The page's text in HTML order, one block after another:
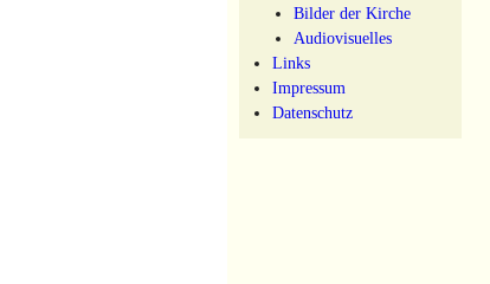
Bilder der Kirche
Audiovisuelles
Links
Impressum
Datenschutz